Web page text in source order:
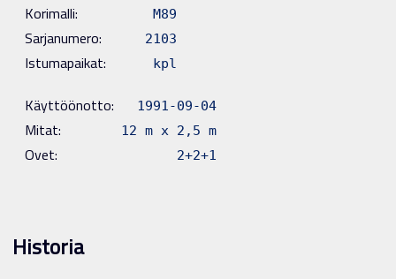
Korimalli: M89
Sarjanumero: 2103
Istumapaikat: kpl
Käyttöönotto: 1991-09-04
Mitat: 12 m x 2,5 m
Ovet: 2+2+1
Historia